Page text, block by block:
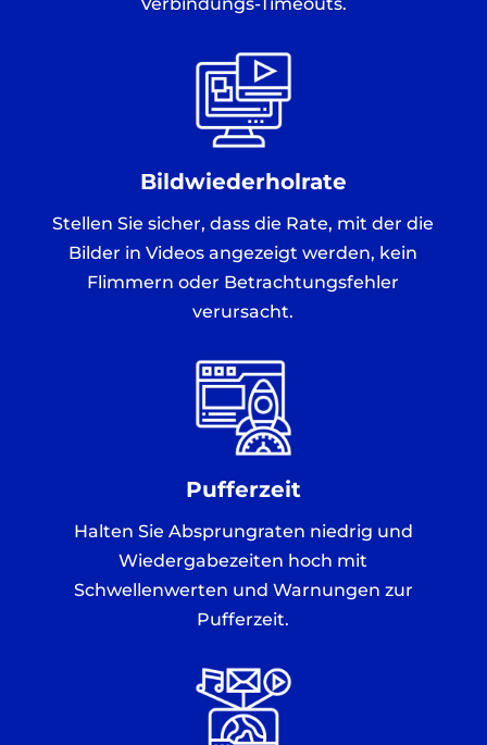
Verbindungs-Timeouts.
Bildwiederholrate
Stellen Sie sicher, dass die Rate, mit der die
Bilder in Videos angezeigt werden, kein
Flimmern oder Betrachtungsfehler
verursacht.
Pufferzeit
Halten Sie Absprungraten niedrig und
Wiedergabezeiten hoch mit
Schwellenwerten und Warnungen zur
Pufferzeit.